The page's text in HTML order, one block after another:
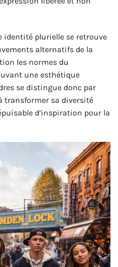
identité plurielle se retrouve
alternatifs de la
les normes du
une esthétique
se distingue donc par
transformer sa diversité
d’inspiration pour la